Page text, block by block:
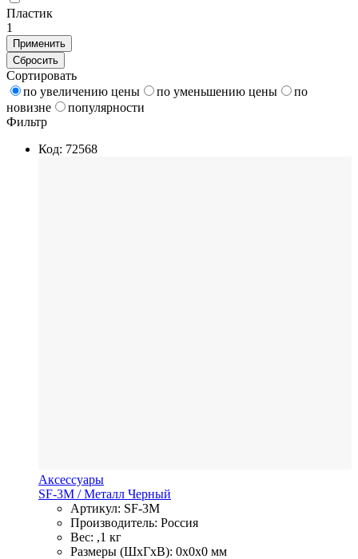
Пластик
1
Применить
Сбросить
Сортировать
по увеличению цены
по уменьшению цены
по
новизне
популярности
Фильтр
Код: 72568
Аксессуары
SF-3M / Металл Черный
Артикул: SF-3M
Производитель: Россия
Вес: ,1 кг
Размеры (ШхГхВ): 0x0x0 мм